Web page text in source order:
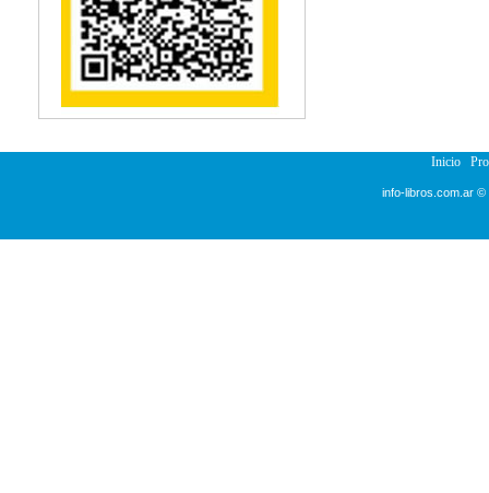
Inicio
info-libros.com.ar